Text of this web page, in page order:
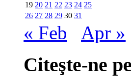
19 20 21 22 23 24 25
26 27 28 29 30 31
« Feb Apr »
Citeşte-ne